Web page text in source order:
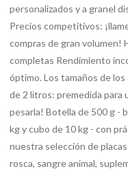
personalizados y a granel
Precios competitivos:
compras de gran volumen!
completas Rendimiento
óptimo. Los tamaños de
de 2 litros: premedida para
pesarla! Botella de 500 g -
kg y cubo de 10 kg - con
nuestra selección de
rosca, sangre animal,